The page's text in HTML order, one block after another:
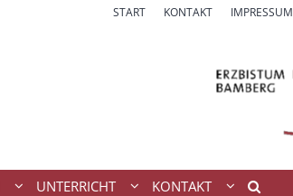
START KONTAKT IMPRESSUM
UNTERRICHT KONTAKT